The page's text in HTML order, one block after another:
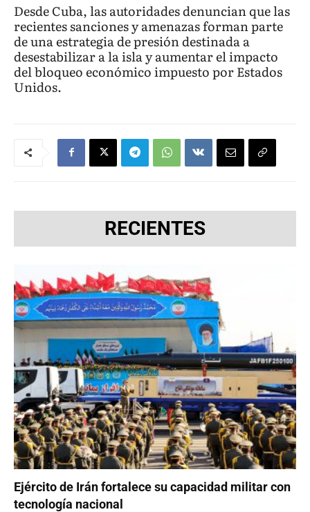
Desde Cuba, las autoridades denuncian que las
recientes sanciones y amenazas forman parte
de una estrategia de presión destinada a
desestabilizar a la isla y aumentar el impacto
del bloqueo económico impuesto por Estados
Unidos.
RECIENTES
Ejército de Irán fortalece su capacidad militar con
tecnología nacional